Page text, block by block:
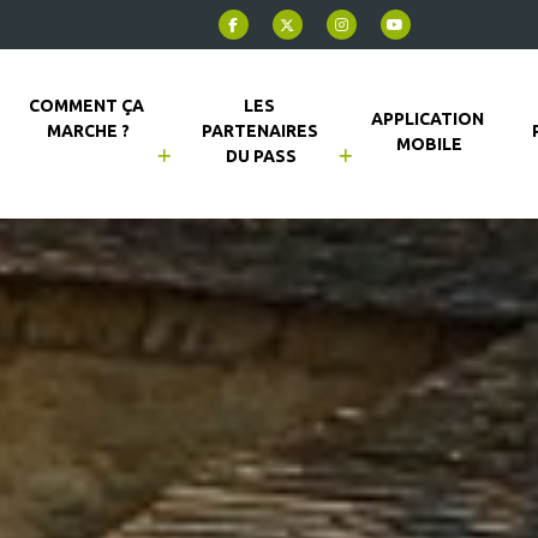
COMMENT ÇA
MARCHE ?
LES
PARTENAIRES
DU PASS
APPLICATION
MOBILE